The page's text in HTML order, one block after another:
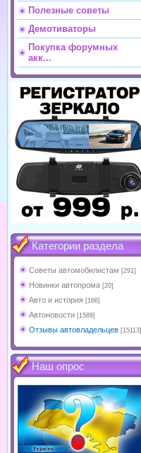
Полезные советы
Демотиваторы
Покупка форумных
акк...
Категории раздела
Советы автомобилистам [291]
Новинки автопрома [20]
Авто и история [166]
Автоновости [1589]
Отзывы автовладельцев [15113]
Наш опрос